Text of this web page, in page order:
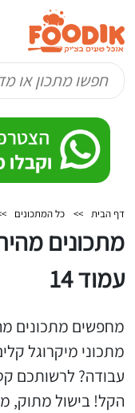
דף הבית >> כל המתכונים
מתכונים
עמוד 14
מחפשים מתכונים
עבודה? לרשותכם
הקל! בישול מתוק,